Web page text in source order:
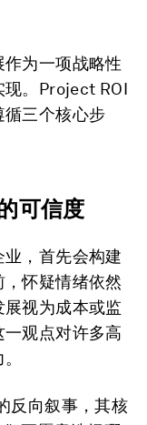
为一项战略性
现。Project ROI
循三个核心步
可信度
，首先会构建
怀疑情绪依然
视为成本或监
观点对许多高
反向叙事，其核